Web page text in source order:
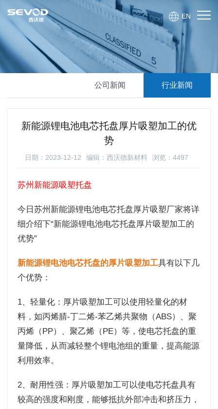
EN
公司新闻 行业新闻
新能源锂电池电芯托盘厚片吸塑加工的优
势
日期：2023-12-12 编辑：西沃德新材料 浏览：4497
苏州新能源吸塑托盘
今日苏州新能源锂电池电芯托盘厚片吸塑厂家将详
细介绍下“新能源锂电池电芯托盘厚片吸塑加工的
优势”
新能源锂电池电芯托盘的厚片吸塑加工具有以下几
个优势：
1、轻量化：厚片吸塑加工可以使用轻量化的材
料，如丙烯腈-丁二烯-苯乙烯共聚物（ABS）、聚
丙烯（PP）、聚乙烯（PE）等，使电芯托盘的重
量降低，从而减轻整个锂电池组的重量，提高能源
利用效率。
2、耐用性强：厚片吸塑加工可以使电芯托盘具有
较高的强度和刚度，能够抵抗外部冲击和挤压力，